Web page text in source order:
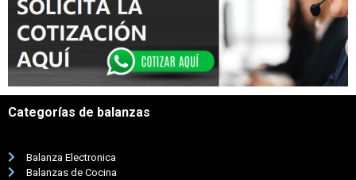
Categorías de balanzas
Balanza Electronica
Balanzas de Cocina